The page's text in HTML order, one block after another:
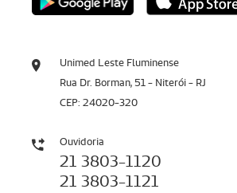
Unimed Leste Fluminense
Rua Dr. Borman, 51 - Niterói - RJ
CEP: 24020-320
Ouvidoria
21 3803-1120
21 3803-1121